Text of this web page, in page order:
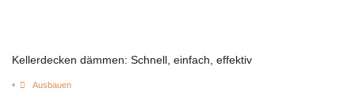
Kellerdecken dämmen: Schnell, einfach, effektiv
• Ausbauen